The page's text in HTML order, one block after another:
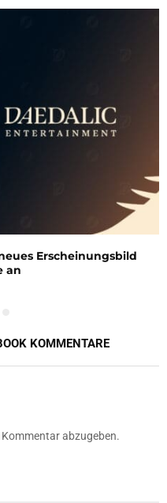
Erscheinungsbild
an
KOMMENTARE
Kommentar abzugeben.